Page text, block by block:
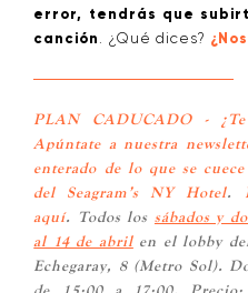
error, tendrás que
canción
. ¿Qué dices?
PLAN CADUCADO -
Apúntate a nuestra
enterado de lo que se
del Seagram’s NY Hotel.
aquí. Todos los sábados y
al 14 de abrilen el lobby
Echegaray, 8 (Metro Sol).
de 15:00 a 17:00.